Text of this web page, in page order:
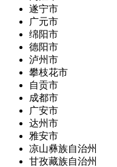
遂宁市
广元市
绵阳市
德阳市
泸州市
攀枝花市
自贡市
成都市
广安市
达州市
雅安市
凉山彝族自治州
甘孜藏族自治州